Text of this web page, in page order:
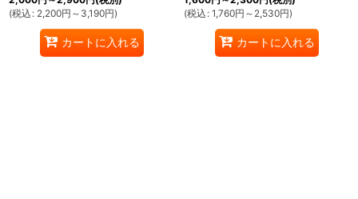
(税込 : 2,200円 ～3,190円)
カートに入れる
(税込 : 1,760円 ～2,530円)
カートに入れる